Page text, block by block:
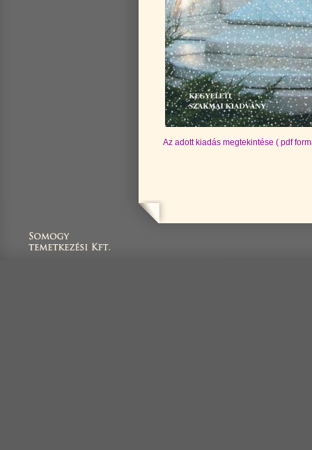
Az adott kiadás megtekintése ( pdf